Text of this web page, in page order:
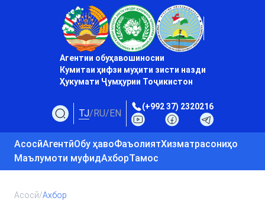
Агентии обуҳавошиносии
Кумитаи ҳифзи муҳити зисти назди
Ҳукумати Ҷумҳурии Тоҷикистон
TJ/RU/EN
(+992 37) 2320216
АсосӣАгентӣОбу ҳавоФаъолиятХизматрасониҳо
Маълумоти муфидАхборТамос
Асосӣ/Ахбор